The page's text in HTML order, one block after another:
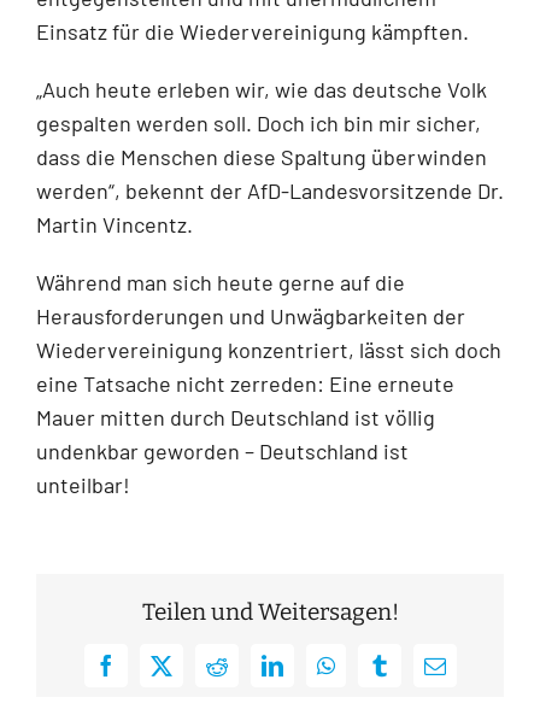
Einsatz für die Wiedervereinigung kämpften.
„Auch heute erleben wir, wie das deutsche Volk
gespalten werden soll. Doch ich bin mir sicher,
dass die Menschen diese Spaltung überwinden
werden“, bekennt der AfD-Landesvorsitzende Dr.
Martin Vincentz.
Während man sich heute gerne auf die
Herausforderungen und Unwägbarkeiten der
Wiedervereinigung konzentriert, lässt sich doch
eine Tatsache nicht zerreden: Eine erneute
Mauer mitten durch Deutschland ist völlig
undenkbar geworden – Deutschland ist
unteilbar!
Teilen und Weitersagen!
Facebook
X RedditLinkedInWhatsAppTumblrE-